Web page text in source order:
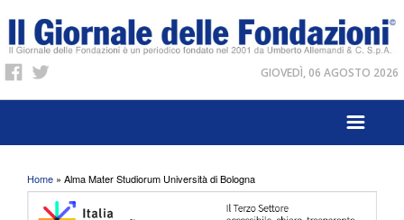
GIOVEDÌ, 06 AGOSTO 2026
Tu sei qui
Home » Alma Mater Studiorum Università di Bologna